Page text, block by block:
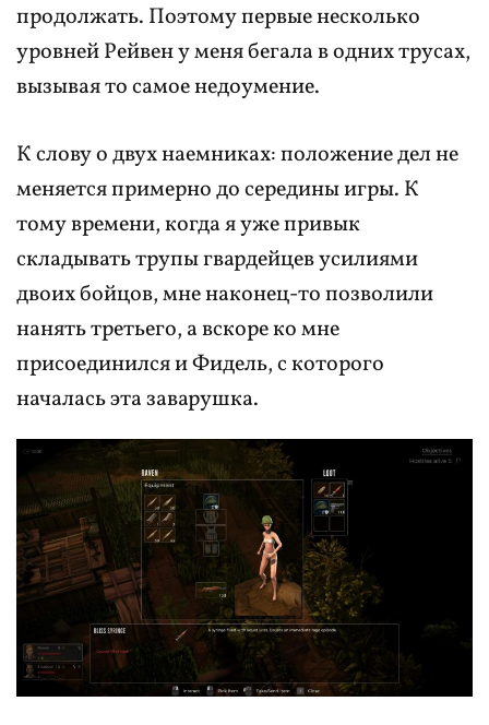
продолжать. Поэтому первые несколько
уровней Рейвен у меня бегала в одних трусах,
вызывая то самое недоумение.
К слову о двух наемниках: положение дел не
меняется примерно до середины игры. К
тому времени, когда я уже привык
складывать трупы гвардейцев усилиями
двоих бойцов, мне наконец-то позволили
нанять третьего, а вскоре ко мне
присоединился и Фидель, с которого
началась эта заварушка.